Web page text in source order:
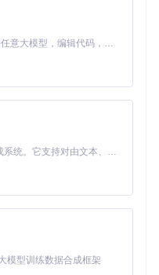
Claude Code 的开源替代方案。连接任意大模型，编辑代码，运行命令，自动验证 — 全自动执行。用 Rust 构建，极致性能。 ｜ An open-source alternative to Claude Code. Connect any LLM, edit code, run commands, and verify changes — autonomously. Built in Rust for speed. Get Started
MiniMax H3 是一个通用的全模态生成系统。它支持对由文本、图像、视频和音频组成的多模态上下文进行统一理解，并能生成分辨率高达 2K、时长可达 15 秒的带原生立体声音频的视频。得益于面向任务泛化的系统设计，H3 在预训练阶段就已具备广泛的多模态上下文理解与生成能力，能够出色地执行复杂的多模态指令。
模型训练数据合成框架